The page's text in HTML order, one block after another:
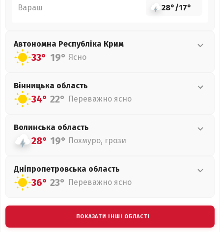
Вараш 28°/17°
Автономна Республіка Крим
33° 19° Ясно
Вінницька область
34° 22° Переважно ясно
Волинська область
28° 19° Похмуро, грози
Дніпропетровська область
36° 23° Переважно ясно
ПОКАЗАТИ ІНШІ ОБЛАСТІ